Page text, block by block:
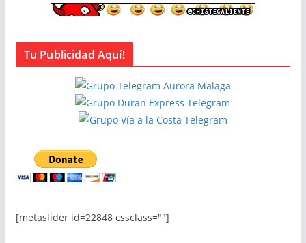
Tu Publicidad Aquí!
[metaslider id=22848 cssclass=""]